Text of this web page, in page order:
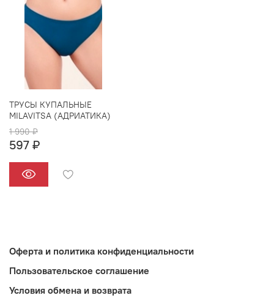
ТРУСЫ КУПАЛЬНЫЕ
MILAVITSA (АДРИАТИКА)
1 990 ₽
597 ₽
Оферта и политика конфиденциальности
Пользовательское соглашение
Условия обмена и возврата